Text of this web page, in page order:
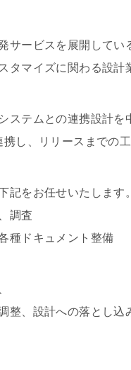
サービスを展開してい
タマイズに関わる設計
ステムとの連携設計を
し、リリースまでの
記をお任せいたします。
調査
種ドキュメント整備
整、設計への落とし込